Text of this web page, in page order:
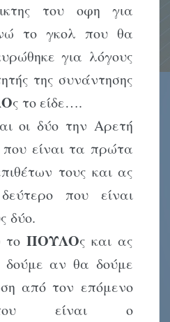
του οφη για
το γκολ που θα
για λόγους
της συνάντησης
ς το είδε….
οι δύο την Αρετή
είναι τα πρώτα
τους και ας
που είναι
δύο.
το ΠΟΥΛΟς και ας
δούμε αν θα δούμε
από τον επόμενο
είναι ο